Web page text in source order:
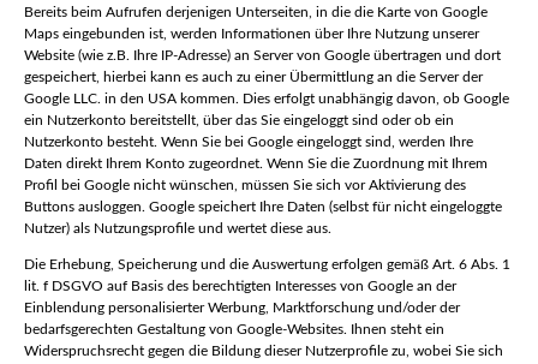
Bereits beim Aufrufen derjenigen Unterseiten, in die die Karte von Google
Maps eingebunden ist, werden Informationen über Ihre Nutzung unserer
Website (wie z.B. Ihre IP-Adresse) an Server von Google übertragen und dort
gespeichert, hierbei kann es auch zu einer Übermittlung an die Server der
Google LLC. in den USA kommen. Dies erfolgt unabhängig davon, ob Google
ein Nutzerkonto bereitstellt, über das Sie eingeloggt sind oder ob ein
Nutzerkonto besteht. Wenn Sie bei Google eingeloggt sind, werden Ihre
Daten direkt Ihrem Konto zugeordnet. Wenn Sie die Zuordnung mit Ihrem
Profil bei Google nicht wünschen, müssen Sie sich vor Aktivierung des
Buttons ausloggen. Google speichert Ihre Daten (selbst für nicht eingeloggte
Nutzer) als Nutzungsprofile und wertet diese aus.
Die Erhebung, Speicherung und die Auswertung erfolgen gemäß Art. 6 Abs. 1
lit. f DSGVO auf Basis des berechtigten Interesses von Google an der
Einblendung personalisierter Werbung, Marktforschung und/oder der
bedarfsgerechten Gestaltung von Google-Websites. Ihnen steht ein
Widerspruchsrecht gegen die Bildung dieser Nutzerprofile zu, wobei Sie sich